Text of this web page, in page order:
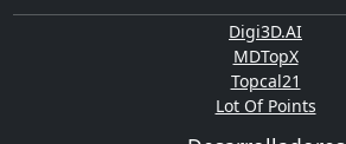
Digi3D.AI
MDTopX
Topcal21
Lot Of Points